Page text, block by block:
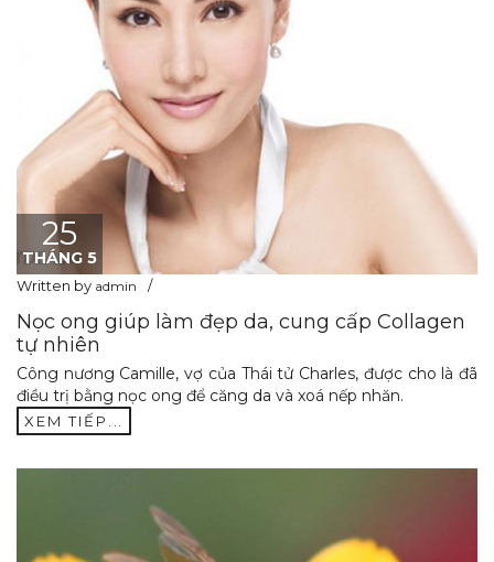
25
THÁNG 5
Written by admin
Nọc ong giúp làm đẹp da, cung cấp Collagen
tự nhiên
Công nương Camille, vợ của Thái tử Charles, được cho là đã
điều trị bằng nọc ong để căng da và xoá nếp nhăn.
XEM TIẾP...